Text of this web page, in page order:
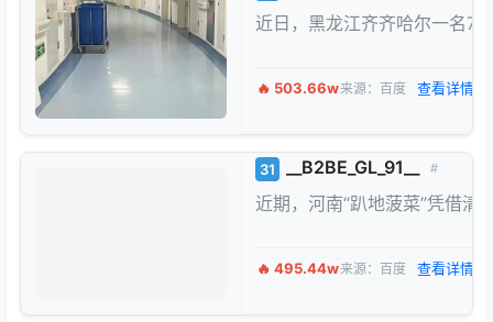
近日，黑龙江齐齐哈尔一名7
🔥 503.66w来源：百度 查看详情 →
31 __B2BE_GL_91__ #
近期，河南“趴地菠菜”凭借
🔥 495.44w来源：百度 查看详情 →